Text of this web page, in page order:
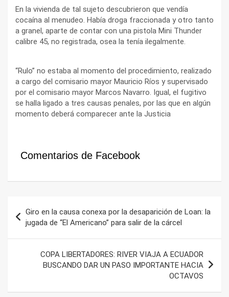
En la vivienda de tal sujeto descubrieron que vendía
cocaína al menudeo. Había droga fraccionada y otro tanto
a granel, aparte de contar con una pistola Mini Thunder
calibre 45, no registrada, osea la tenía ilegalmente.
“Rulo” no estaba al momento del procedimiento, realizado
a cargo del comisario mayor Mauricio Ríos y supervisado
por el comisario mayor Marcos Navarro. Igual, el fugitivo
se halla ligado a tres causas penales, por las que en algún
momento deberá comparecer ante la Justicia
Comentarios de Facebook
de
entradas
Giro en la causa conexa por la desaparición de Loan: la
jugada de “El Americano” para salir de la cárcel
COPA LIBERTADORES: RIVER VIAJA A ECUADOR
BUSCANDO DAR UN PASO IMPORTANTE HACIA
OCTAVOS